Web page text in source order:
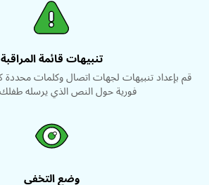
تنبيهات قائمة المراقبة
قم بإعداد تنبيهات لجهات اتصال وكلمات
فورية حول النص الذي يرسله
وضع التخفي